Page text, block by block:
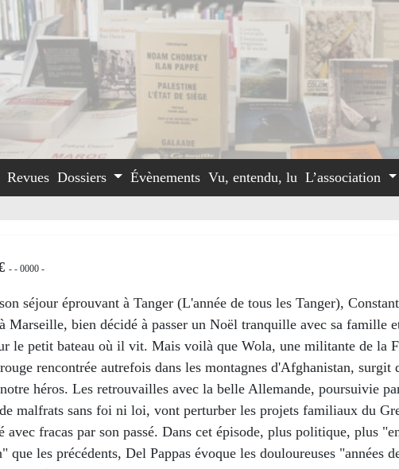
Revues Dossiers Évènements Vu, entendu, lu L’association
-- 0000 -
séjour éprouvant à Tanger (L'année de tous les Tanger),
Marseille, bien décidé à passer un Noël tranquille avec sa famille
le petit bateau où il vit. Mais voilà que Wola, une militante de la
rencontrée autrefois dans les montagnes d'Afghanistan, surgit
héros. Les retrouvailles avec la belle Allemande, poursuivie
malfrats sans foi ni loi, vont perturber les projets familiaux du
avec fracas par son passé. Dans cet épisode, plus politique, plus
que les précédents, Del Pappas évoque les douloureuses "années